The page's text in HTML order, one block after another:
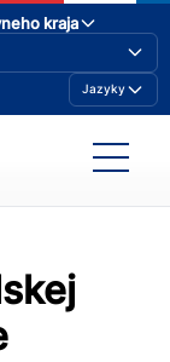
kraja
Jazyky